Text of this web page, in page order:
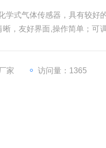
学式气体传感器，具有较好
，友好界面,操作简单；可
家 访问量：1365